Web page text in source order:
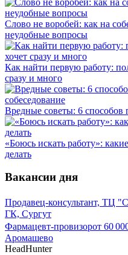
Слово не воробей: как на
неудобные вопросы
Как найти первую работу:
сразу и много
Вредные советы: 6 способов
«Боюсь искать работу»:
делать
Вакансии дня
Продавец-консультант, ТЦ
ГК, Сургут
Фармацевт-провизорот 60
Аромашево
HeadHunter